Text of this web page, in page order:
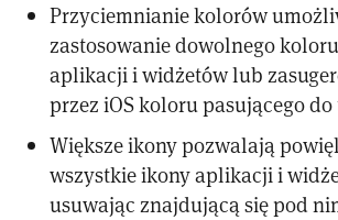
Przyciemnianie kolorów
zastosowanie dowolnego
aplikacji i widżetów lub
przez iOS koloru pasującego do
Większe ikony pozwalają
wszystkie ikony aplikacji i
usuwając znajdującą się pod